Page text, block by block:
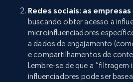
Redes sociais: as empresas
buscando obter acesso a
microinfluenciadores
a dados de engajamento
e compartilhamentos de
Lembre-se de que a “filtragem
influenciadores pode ser